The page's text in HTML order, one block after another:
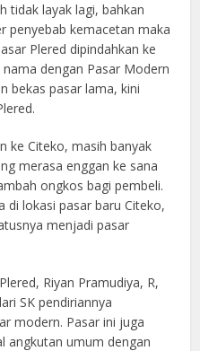
tidak layak lagi, bahkan
penyebab kemacetan maka
Plered dipindahkan ke
dengan Pasar Modern
bekas pasar lama, kini
ke Citeko, masih banyak
merasa enggan ke sana
ongkos bagi pembeli.
di lokasi pasar baru Citeko,
menjadi pasar
Riyan Pramudiya, R,
SK pendiriannya
modern. Pasar ini juga
angkutan umum dengan